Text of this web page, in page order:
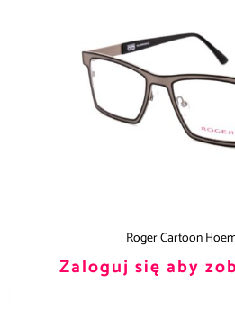
Roger Cartoon
Zaloguj się aby